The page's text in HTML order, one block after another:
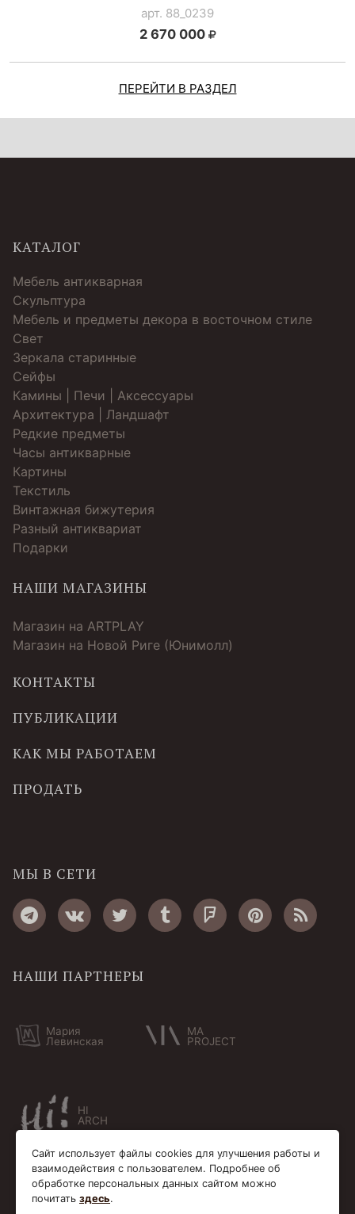
арт. 88_0239
2 670 000
ПЕРЕЙТИ В РАЗДЕЛ
КАТАЛОГ
Мебель антикварная
Скульптура
Мебель и предметы декора в восточном стиле
Свет
Зеркала старинные
Cейфы
Камины | Печи | Аксессуары
Архитектура | Ландшафт
Редкие предметы
Часы антикварные
Картины
Текстиль
Винтажная бижутерия
Разный антиквариат
Подарки
НАШИ МАГАЗИНЫ
Магазин на ARTPLAY
Магазин на Новой Риге (Юнимолл)
КОНТАКТЫ
ПУБЛИКАЦИИ
КАК МЫ РАБОТАЕМ
ПРОДАТЬ
МЫ В СЕТИ
НАШИ ПАРТНЕРЫ
Мария
Левинская
MA
PROJECT
HI
ARCH
Сайт использует файлы cookies для улучшения работы и
взаимодействия с пользователем. Подробнее об
обработке персональных данных сайтом можно
почитать здесь.